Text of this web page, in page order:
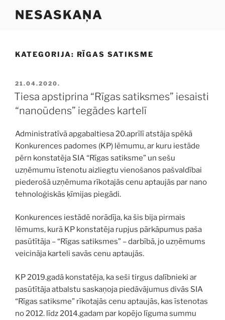
NESASKAŅA
KATEGORIJA: RĪGAS SATIKSME
PUBLICĒTS
21.04.2020.
Tiesa apstiprina “Rīgas satiksmes” iesaisti
“nanoūdens” iegādes kartelī
Administratīvā apgabaltiesa 20.aprīlī atstāja spēkā
Konkurences padomes (KP) lēmumu, ar kuru iestāde
pērn konstatēja SIA “Rīgas satiksme” un sešu
uzņēmumu īstenotu aizliegtu vienošanos pašvaldībai
piederošā uzņēmuma rīkotajās cenu aptaujās par nano
tehnoloģiskās ķīmijas piegādi.
Konkurences iestādē norādīja, ka šis bija pirmais
lēmums, kurā KP konstatēja rupjus pārkāpumus paša
pasūtītāja – “Rīgas satiksmes” – darbībā, jo uzņēmums
veicināja karteli savās cenu aptaujās.
KP 2019.gadā konstatēja, ka seši tirgus dalībnieki ar
pasūtītāja atbalstu saskaņoja piedāvājumus divās SIA
“Rīgas satiksme” rīkotajās cenu aptaujās, kas īstenotas
no 2012. līdz 2014.gadam par kopējo līguma summu